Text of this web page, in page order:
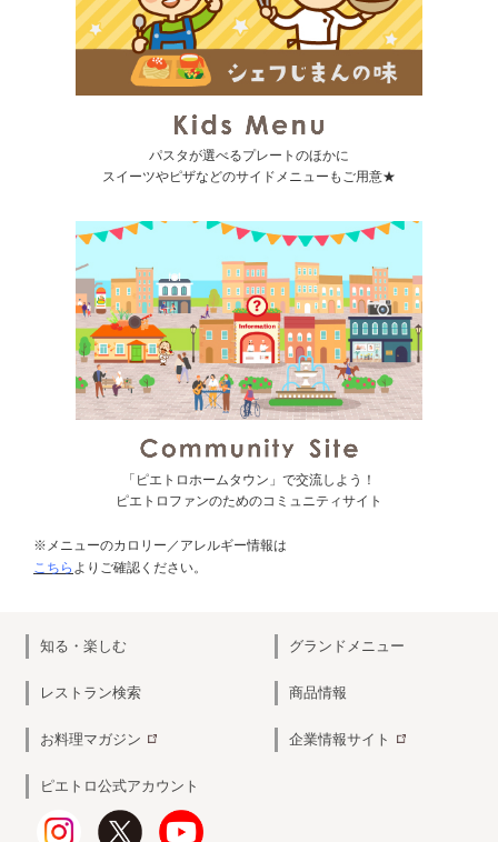
パスタが選べるプレートのほかに
スイーツやピザなどのサイドメニューもご用意★
「ピエトロホームタウン」で交流しよう！
ピエトロファンのためのコミュニティサイト
※メニューのカロリー／アレルギー情報は
こちら よりご確認ください。
知る・楽しむ グランドメニュー
レストラン検索 商品情報
お料理マガジン 企業情報サイト
ピエトロ公式アカウント